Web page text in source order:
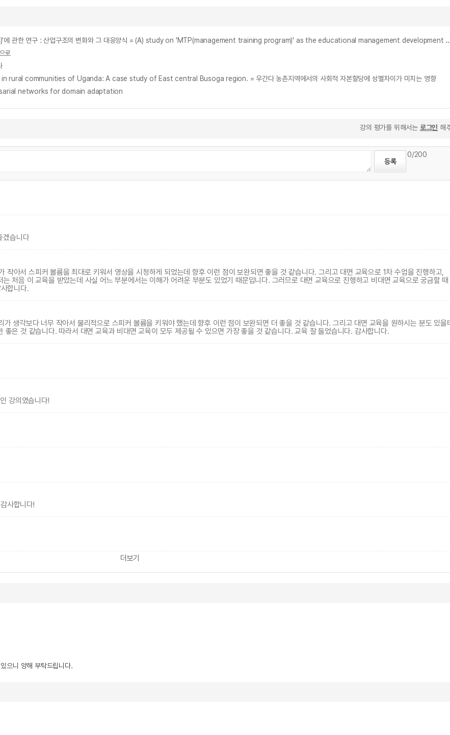
관리자교육 프로그램으로서의 'MTP(Management Training Program)'에 관한 연구 : 산업구조의 변화와 그 대응양식 = (A) study on 'MTP(management
로
communities of Uganda: A case study of East central Busoga region. = 우간다 농촌지역에서의 사회적 자본할당에 성별차이가 미치는 영향
networks for domain adaptation
강의 평가를 위해서는 로그인 해
0/200
겠습니다
아서 스피커 볼륨을 최대로 키워서 영상을 시청하게 되었는데 향후 이런 점이 보완되면 좋을 것 같습니다. 그리고 대면 교육으로 1차 수업을 진행하고,
처음 이 교육을 받았는데 사실 어느 부분에서는 이해가 어려운 부분도 있었기 때문입니다. 그러므로 대면 교육으로 진행하고 비대면 교육으로 궁금할
합니다.
생각보다 너무 작아서 물리적으로 스피커 볼륨을 키워야 했는데 향후 이런 점이 보완되면 더 좋을 것 같습니다. 그리고 대면 교육을 원하시는 분도 있을
은 것 같습니다. 따라서 대면 교육과 비대면 교육이 모두 제공될 수 있으면 가장 좋을 것 같습니다. 교육 잘 들었습니다. 감사합니다.
강의였습니다!
사합니다!
더보기
으니 양해 부탁드립니다.